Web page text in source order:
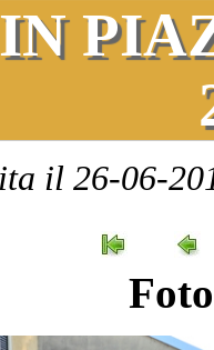
il 26-06-